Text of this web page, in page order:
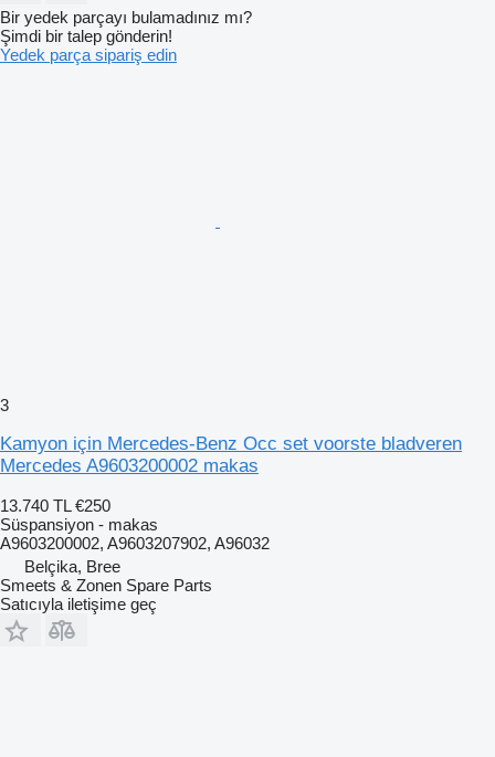
Bir yedek parçayı bulamadınız mı?
Şimdi bir talep gönderin!
Yedek parça sipariş edin
3
Kamyon için Mercedes-Benz Occ set voorste bladveren
Mercedes A9603200002 makas
13.740 TL €250
Süspansiyon - makas
A9603200002, A9603207902, A96032
Belçika, Bree
Smeets & Zonen Spare Parts
Satıcıyla iletişime geç